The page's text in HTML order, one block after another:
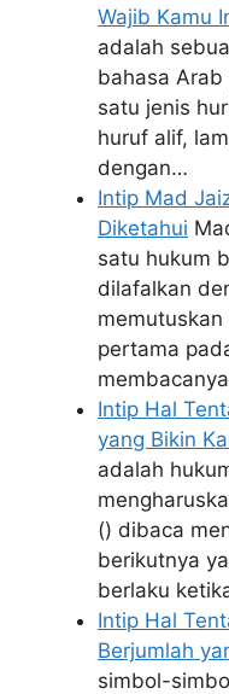
Wajib Kamu
adalah
bahasa Arab
satu jenis
huruf alif,
dengan…
Intip Mad
Diketahui
satu hukum
dilafalkan
pertama
Intip Hal
yang Bikin
adalah
() dibaca
berikutnya
berlaku
Intip Hal
Berjumlah
simbol-